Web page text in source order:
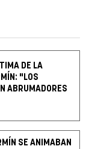
DE LA
"LOS
ABRUMADORES
SE ANIMABAN